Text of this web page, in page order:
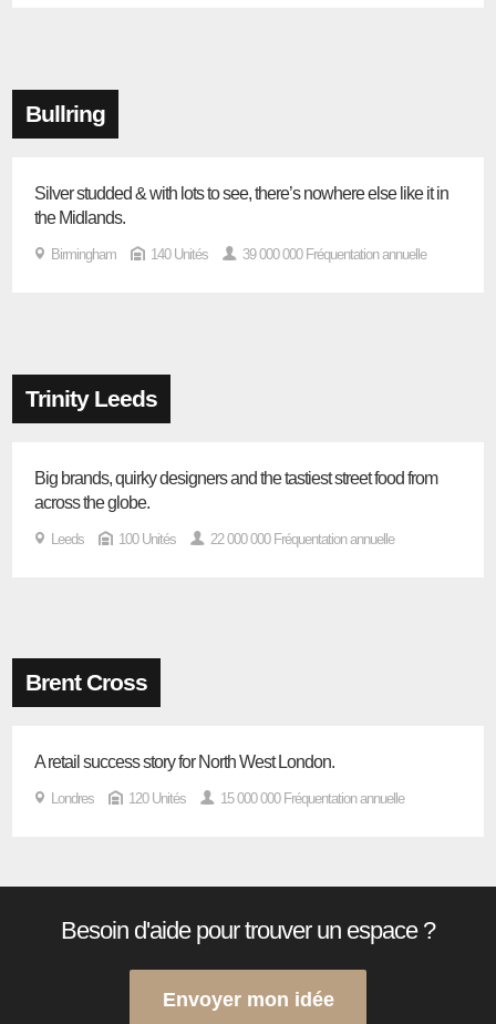
Bullring
Silver studded & with lots to see, there’s nowhere else like it in
the Midlands.
Birmingham 140 Unités 39 000 000 Fréquentation annuelle
Trinity Leeds
Big brands, quirky designers and the tastiest street food from
across the globe.
Leeds 100 Unités 22 000 000 Fréquentation annuelle
Brent Cross
A retail success story for North West London.
Londres 120 Unités 15 000 000 Fréquentation annuelle
Besoin d'aide pour trouver un espace ?
Envoyer mon idée